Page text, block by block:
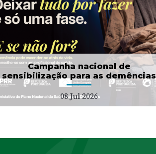
Campanha nacional de
sensibilização para as demências
08 Jul 2026
Campanha Dignidade
Menstrual
01 Jul 2026